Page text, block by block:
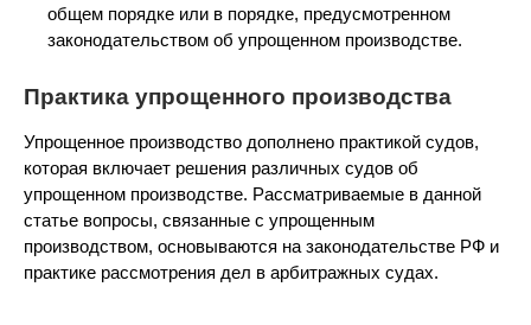
общем порядке или в порядке, предусмотренном
законодательством об упрощенном производстве.
Практика упрощенного производства
Упрощенное производство дополнено практикой судов,
которая включает решения различных судов об
упрощенном производстве. Рассматриваемые в данной
статье вопросы, связанные с упрощенным
производством, основываются на законодательстве РФ и
практике рассмотрения дел в арбитражных судах.